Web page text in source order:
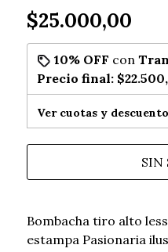
$25.000,00
10% OFF con
Precio final:
Ver cuotas y
SIN
Bombacha tiro alto
estampa Pasionaria